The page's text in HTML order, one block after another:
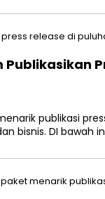
publikasi
bisnis. DI bawah